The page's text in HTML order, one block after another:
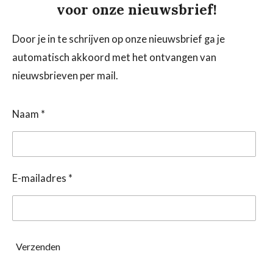
voor onze nieuwsbrief!
Door je in te schrijven op onze nieuwsbrief ga je
automatisch akkoord met het ontvangen van
nieuwsbrieven per mail.
Naam *
E-mailadres *
Verzenden